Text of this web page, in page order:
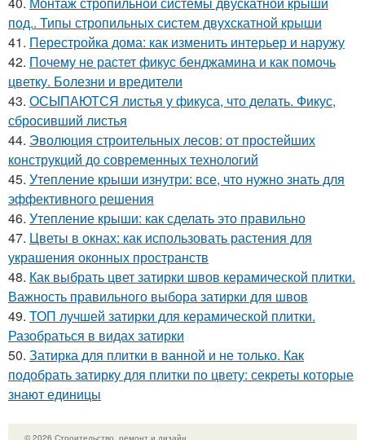
под.. Типы стропильных систем двухскатной крыши
41. Перестройка дома: как изменить интерьер и наружу
42. Почему не растет фикус бенджамина и как помочь
цветку. Болезни и вредители
43. ОСЫПАЮТСЯ листья у фикуса, что делать. Фикус,
сбросивший листья
44. Эволюция строительных лесов: от простейших
конструкций до современных технологий
45. Утепление крыши изнутри: все, что нужно знать для
эффективного решения
46. Утепление крыши: как сделать это правильно
47. Цветы в окнах: как использовать растения для
украшения оконных пространств
48. Как выбрать цвет затирки швов керамической плитки.
Важность правильного выбора затирки для швов
49. ТОП лучшей затирки для керамической плитки.
Разобраться в видах затирки
50. Затирка для плитки в ванной и не только. Как
подобрать затирку для плитки по цвету: секреты которые
знают единицы
© 2026 Строительство, ремонт и дизайн